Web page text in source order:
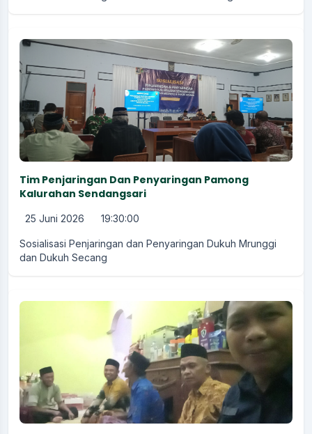
Tim Penjaringan Dan Penyaringan Pamong
Kalurahan Sendangsari
25 Juni 2026 19:30:00
Sosialisasi Penjaringan dan Penyaringan Dukuh Mrunggi
dan Dukuh Secang